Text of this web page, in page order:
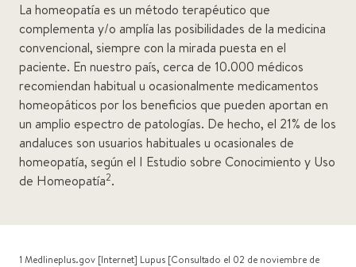
La homeopatía es un método terapéutico que
complementa y/o amplía las posibilidades de la medicina
convencional, siempre con la mirada puesta en el
paciente. En nuestro país, cerca de 10.000 médicos
recomiendan habitual u ocasionalmente medicamentos
homeopáticos por los beneficios que pueden aportan en
un amplio espectro de patologías. De hecho, el 21% de los
andaluces son usuarios habituales u ocasionales de
homeopatía, según el I Estudio sobre Conocimiento y Uso
de Homeopatía2.
1 Medlineplus.gov [Internet] Lupus [Consultado el 02 de noviembre de